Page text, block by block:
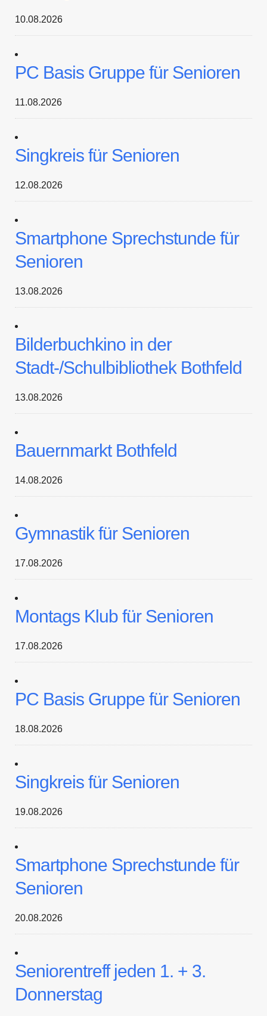
10.08.2026
PC Basis Gruppe für Senioren
11.08.2026
Singkreis für Senioren
12.08.2026
Smartphone Sprechstunde für
Senioren
13.08.2026
Bilderbuchkino in der
Stadt-/Schulbibliothek Bothfeld
13.08.2026
Bauernmarkt Bothfeld
14.08.2026
Gymnastik für Senioren
17.08.2026
Montags Klub für Senioren
17.08.2026
PC Basis Gruppe für Senioren
18.08.2026
Singkreis für Senioren
19.08.2026
Smartphone Sprechstunde für
Senioren
20.08.2026
Seniorentreff jeden 1. + 3.
Donnerstag